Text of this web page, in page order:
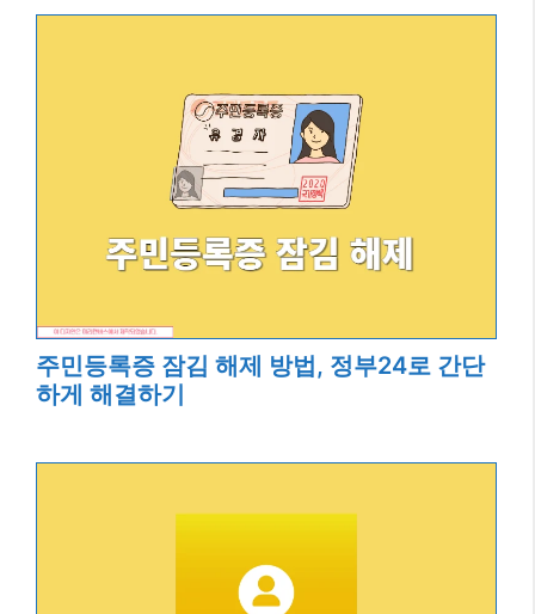
주민등록증 잠김 해제 방법, 정부24로 간단
하게 해결하기